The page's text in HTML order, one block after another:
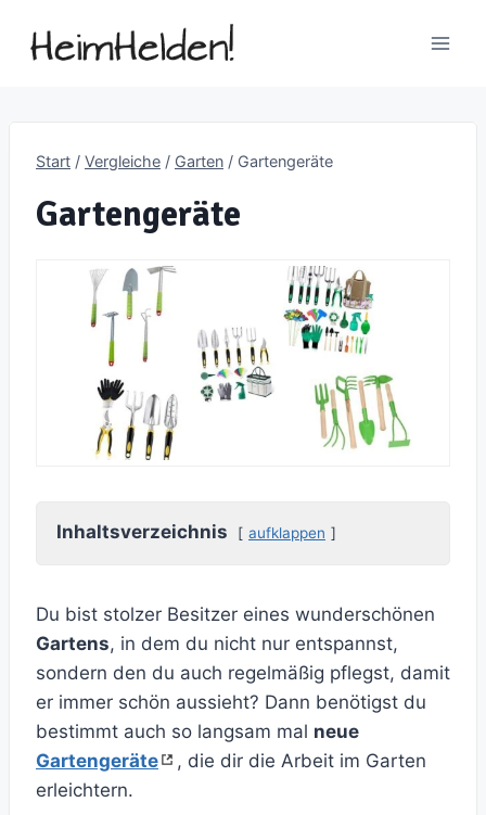
Inhalt
Start / Vergleiche / Garten / Gartengeräte
Gartengeräte
Inhaltsverzeichnis aufklappen
Du bist stolzer Besitzer eines wunderschönen
Gartens, in dem du nicht nur entspannst,
sondern den du auch regelmäßig pflegst, damit
er immer schön aussieht? Dann benötigst du
bestimmt auch so langsam mal neue
Gartengeräte
, die dir die Arbeit im Garten
erleichtern.